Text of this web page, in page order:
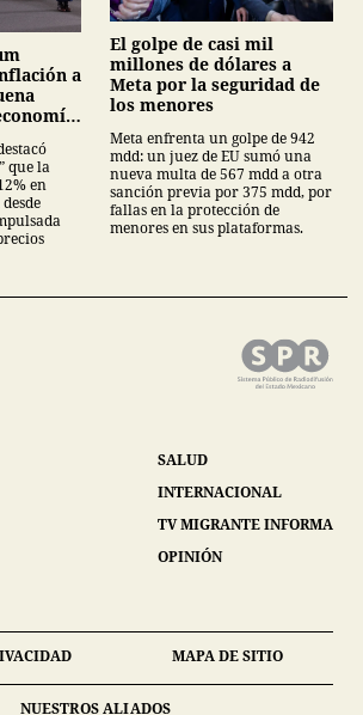
a
que la
en
El golpe de casi mil
millones de dólares a
Meta por la seguridad de
los menores
Meta enfrenta un golpe de 942
mdd: un juez de EU sumó una
nueva multa de 567 mdd a otra
sanción previa por 375 mdd, por
fallas en la protección de
menores en sus plataformas.
SALUD
INTERNACIONAL
TV MIGRANTE INFORMA
OPINIÓN
MAPA DE SITIO
NUESTROS ALIADOS